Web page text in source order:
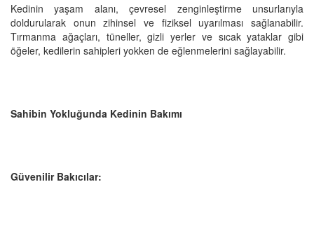
Kedinin yaşam alanı, çevresel zenginleştirme unsurlarıyla
doldurularak onun zihinsel ve fiziksel uyarılması sağlanabilir.
Tırmanma ağaçları, tüneller, gizli yerler ve sıcak yataklar gibi
öğeler, kedilerin sahipleri yokken de eğlenmelerini sağlayabilir.
Sahibin Yokluğunda Kedinin Bakımı
Güvenilir Bakıcılar: